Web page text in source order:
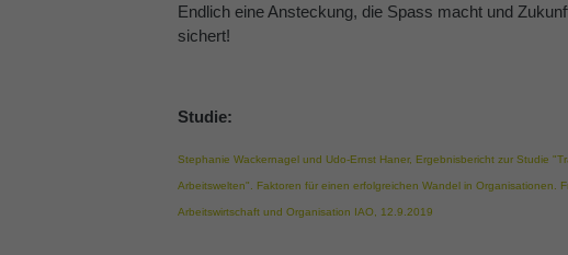
Endlich eine Ansteckung, die Spass macht und
sichert!
Studie:
Stephanie Wackernagel und Udo-Ernst Haner, Ergebnisbericht zur Studie
Arbeitswelten". Faktoren für einen erfolgreichen Wandel in Organisationen.
Arbeitswirtschaft und Organisation IAO, 12.9.2019